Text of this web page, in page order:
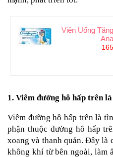
Bé
toàn
Bé
Bé
chơi
mà
học
Viên Uống
1. Viêm đường hô hấp trên
Viêm đường hô hấp trên là
phận thuộc đường hô hấp
xoang và thanh quản. Đây là
không khí từ bên ngoài, làm